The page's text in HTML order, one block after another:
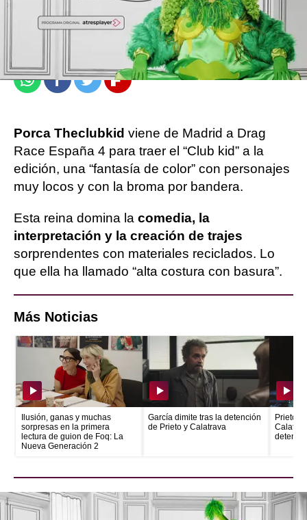
08 de septiembre de 2024, 20:49
WhatsappFacebook
TwitterFlipboard
Porca Theclubkid viene de Madrid a Drag
Race España 4 para traer el “Club kid” a la
edición, una “fantasía de color” con personajes
muy locos y con la broma por bandera.
Esta reina domina la comedia, la
interpretación y la creación de trajes
sorprendentes con materiales reciclados. Lo
que ella ha llamado “alta costura con basura”.
Más Noticias
Ilusión, ganas y muchas
sorpresas en la primera
lectura de guion de Foq: La
Nueva Generación 2
García dimite tras la detención
de Prieto y Calatrava
Prieto
Ella quiere ganar la corona porque considera